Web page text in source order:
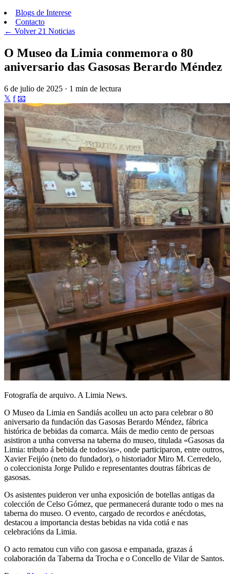
Blogs de Interese
Contacto
← Volver 21 Noticias
O Museo da Limia conmemora o 80
aniversario das Gasosas Berardo Méndez
6 de julio de 2025 · 1 min de lectura
𝕏 f 📧
Fotografía de arquivo. A Limia News.
O Museo da Limia en Sandiás acolleu un acto para celebrar o 80
aniversario da fundación das Gasosas Berardo Méndez, fábrica
histórica de bebidas da comarca. Máis de medio cento de persoas
asistiron a unha conversa na taberna do museo, titulada «Gasosas da
Limia: tributo á bebida de todos/as», onde participaron, entre outros,
Xavier Feijóo (neto do fundador), o historiador Miro M. Cerredelo,
o coleccionista Jorge Pulido e representantes doutras fábricas de
gasosas.
Os asistentes puideron ver unha exposición de botellas antigas da
colección de Celso Gómez, que permanecerá durante todo o mes na
taberna do museo. O evento, cargado de recordos e anécdotas,
destacou a importancia destas bebidas na vida cotiá e nas
celebracións da Limia.
O acto rematou cun viño con gasosa e empanada, grazas á
colaboración da Taberna da Trocha e o Concello de Vilar de Santos.